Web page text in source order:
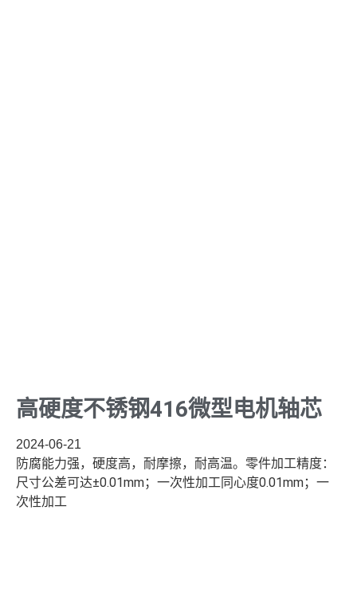
高硬度不锈钢416微型电机轴芯
2024-06-21
防腐能力强，硬度高，耐摩擦，耐高温。零件加工精度：
尺寸公差可达±0.01mm；一次性加工同心度0.01mm；一
次性加工